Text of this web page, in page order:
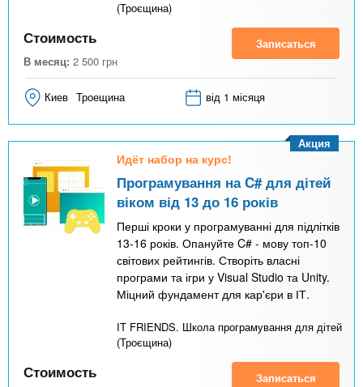
(Троєщина)
Стоимость
В месяц: 2 500 грн
Записаться
Киев Троещина від 1 місяця
Идёт набор на курс!
Програмування на C# для дітей
віком від 13 до 16 років
Перші кроки у програмуванні для підлітків
13-16 років. Опануйте C# - мову топ-10
світових рейтингів. Створіть власні
програми та ігри у Visual Studio та Unity.
Міцний фундамент для кар'єри в ІТ.
IT FRIENDS. Школа програмування для дітей
(Троєщина)
Акция
Стоимость Записаться